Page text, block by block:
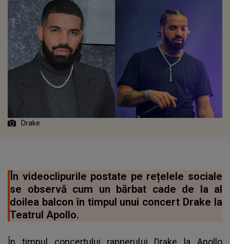
Drake
În videoclipurile postate pe rețelele sociale
se observă cum un bărbat cade de la al
doilea balcon în timpul unui concert Drake la
Teatrul Apollo.
În timpul concertului rapperului Drake la Apollo